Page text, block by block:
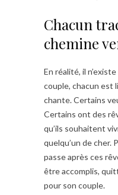
Chacun
chemine
En réalité, il
couple, chacun est
chante. Certains
Certains ont des
qu’ils souhaitent
quelqu’un de cher.
passe après ces
être accomplis,
pour son couple.